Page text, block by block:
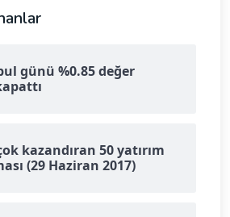
günü %0.85 değer
kazandıran 50 yatırım
(29 Haziran 2017)